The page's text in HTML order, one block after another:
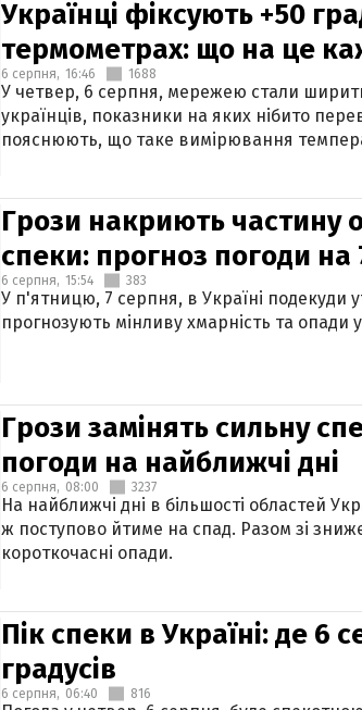
Українці фіксують +50
термометрах: що на це
6 серпня, 16:46 1688
У четвер, 6 серпня, мережею стали
українців, показники на яких нібито
пояснюють, що таке вимірювання
Грози накриють частину
спеки: прогноз погоди на
6 серпня, 15:54 383
У п'ятницю, 7 серпня, в Україні подекуди
прогнозують мінливу хмарність та опади у
Грози замінять сильну
погоди на найближчі дні
6 серпня, 08:00 3237
На найближчі дні в більшості областей
ж поступово йтиме на спад. Разом зі
короткочасні опади.
Пік спеки в Україні: де 6
градусів
6 серпня, 06:40 816